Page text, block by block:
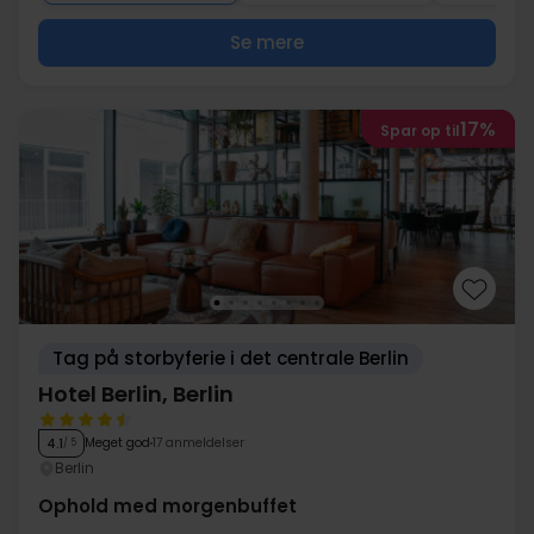
Se mere
Spar op til17%
Tag på storbyferie i det centrale Berlin
Hotel Berlin, Berlin
4.1/ 5 Meget god 17 anmeldelser
Berlin
Ophold med morgenbuffet